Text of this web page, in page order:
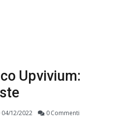
Upvivium:
04/12/2022 0 Commenti